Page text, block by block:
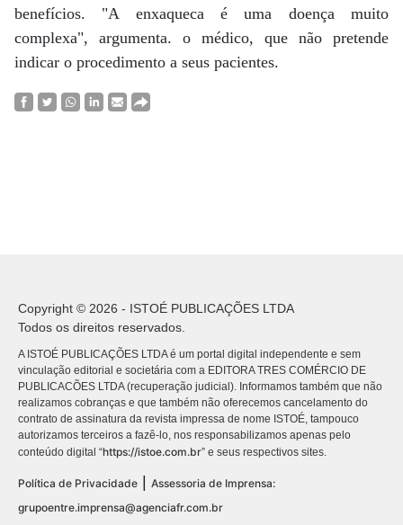
benefícios. "A enxaqueca é uma doença muito
complexa", argumenta. o médico, que não pretende
indicar o procedimento a seus pacientes.
Copyright © 2026 - ISTOÉ PUBLICAÇÕES LTDA
Todos os direitos reservados.
A ISTOÉ PUBLICAÇÕES LTDA é um portal digital independente e sem
vinculação editorial e societária com a EDITORA TRES COMÉRCIO DE
PUBLICACÕES LTDA (recuperação judicial). Informamos também que não
realizamos cobranças e que também não oferecemos cancelamento do
contrato de assinatura da revista impressa de nome ISTOÉ, tampouco
autorizamos terceiros a fazê-lo, nos responsabilizamos apenas pelo
conteúdo digital “https://istoe.com.br” e seus respectivos sites.
Política de Privacidade
Assessoria de Imprensa:
grupoentre.imprensa@agenciafr.com.br